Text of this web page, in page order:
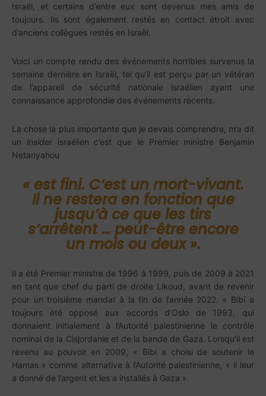
Israël, et certains d’entre eux sont devenus mes amis de
toujours. Ils sont également restés en contact étroit avec
d’anciens collègues restés en Israël.
Voici un compte rendu des événements horribles survenus la
semaine dernière en Israël, tel qu’il est perçu par un vétéran
de l’appareil de sécurité nationale israélien ayant une
connaissance approfondie des événements récents.
La chose la plus importante que je devais comprendre, m’a dit
un insiderisraélien c’est que le Premier ministre Benjamin
Netanyahou
« est fini. C’est un mort-vivant.
Il ne restera en fonction que
jusqu’à ce que les tirs
s’arrêtent … peut-être encore
un mois ou deux ».
Il a été Premier ministre de 1996 à 1999, puis de 2009 à 2021
en tant que chef du parti de droite Likoud, avant de revenir
pour un troisième mandat à la fin de l’année 2022. « Bibi a
toujours été opposé aux accords d’Oslo de 1993, qui
donnaient initialement à l’Autorité palestinienne le contrôle
nominal de la Cisjordanie et de la bande de Gaza. Lorsqu’il est
revenu au pouvoir en 2009, « Bibi a choisi de soutenir le
Hamas » comme alternative à l’Autorité palestinienne, « il leur
a donné de l’argent et les a installés à Gaza ».